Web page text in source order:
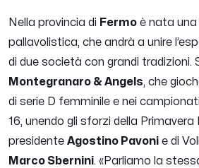
Nella provincia di Fermo è nata
pallavolistica, che andrà a unire
di due società con grandi tradizioni.
Montegranaro & Angels, che
di serie D femminile e nei
16, unendo gli sforzi della
presidente Agostino Pavoni e di
Marco Sbernini. «Parliamo la